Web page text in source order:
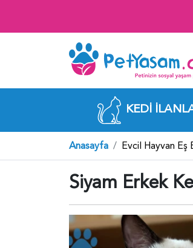
KEDI
Anasayfa Evcil Hayvan Eş
Siyam Erkek